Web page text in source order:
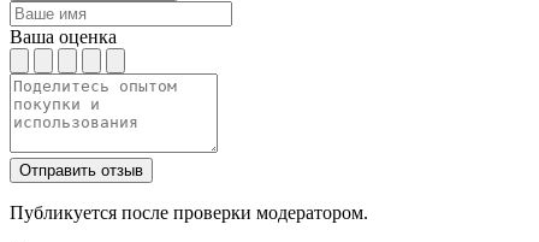
Ваша оценка
Отправить отзыв
Публикуется после проверки модератором.